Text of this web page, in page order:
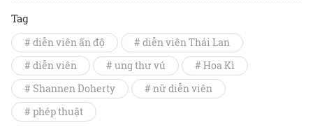
Tag
# diễn viên ấn độ
# diễn viên Thái Lan
# diễn viên
# ung thư vú
# Hoa Kì
# Shannen Doherty
# nữ diễn viên
# phép thuật